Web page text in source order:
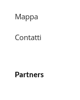
Mappa
Contatti
Partners